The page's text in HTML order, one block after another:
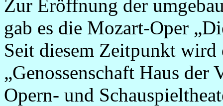
Zur Eröffnung der
gab es die Mozart-Oper
Seit diesem Zeitpunkt wird
„Genossenschaft Haus
Opern- und